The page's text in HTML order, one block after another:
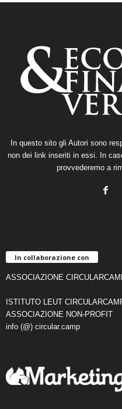
In questo sito gli Autori sono
non dei link inseriti in essi. In
provvederemo a
In collaborazione con
ASSOCIAZIONE
ISTITUTO LEUT
ASSOCIAZIONE NON-PROFIT
info (@) circular.camp